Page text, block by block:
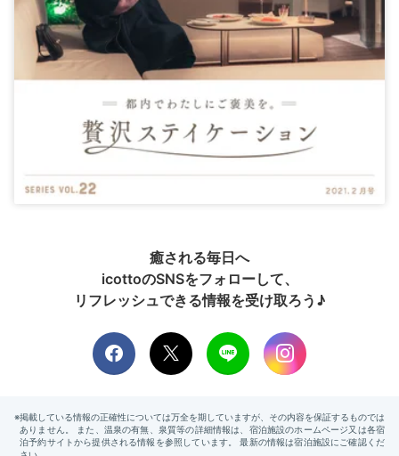
癒される毎日へ
icottoのSNSをフォローして、
リフレッシュできる情報を受け取ろう♪